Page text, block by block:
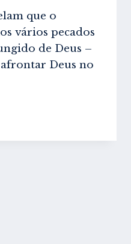
que o
vários pecados
de Deus –
Deus no